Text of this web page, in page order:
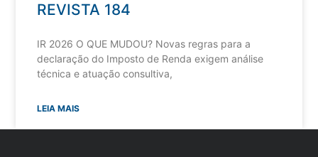
REVISTA 184
IR 2026 O QUE MUDOU? Novas regras para a
declaração do Imposto de Renda exigem análise
técnica e atuação consultiva,
LEIA MAIS